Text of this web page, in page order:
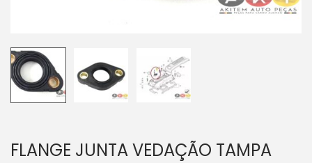
FLANGE JUNTA VEDAÇÃO TAMPA